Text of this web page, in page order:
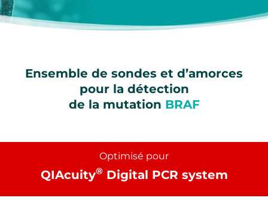
Ensemble de sondes et d’amorces
pour la détection
de la mutation BRAF
Optimisé pour
QIAcuity®Digital PCR system